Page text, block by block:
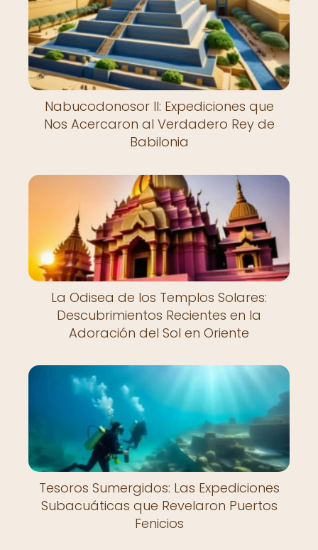
Nabucodonosor II: Expediciones que
Nos Acercaron al Verdadero Rey de
Babilonia
La Odisea de los Templos Solares:
Descubrimientos Recientes en la
Adoración del Sol en Oriente
Tesoros Sumergidos: Las Expediciones
Subacuáticas que Revelaron Puertos
Fenicios